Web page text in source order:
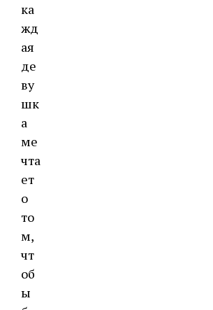
ка
жд
ая
де
ву
шк
а
ме
чта
ет
о
то
м,
чт
об
ы